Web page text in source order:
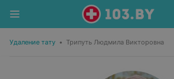
Удаление тату • Трипуть Людмила Викторовна